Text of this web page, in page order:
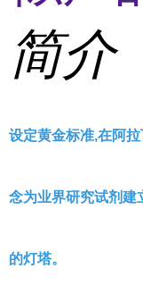
简介
设定黄金标准,在阿
念为业界研究试剂建
的灯塔。